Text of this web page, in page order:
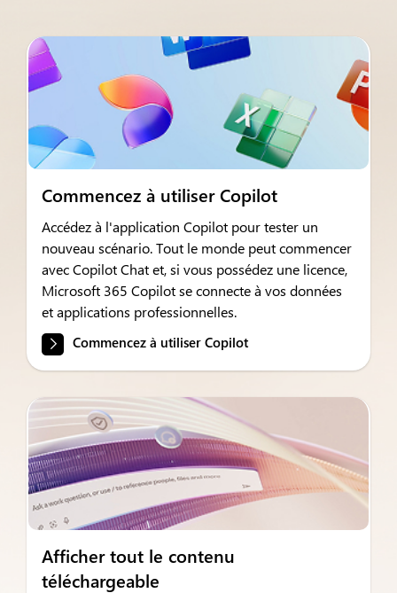
Commencez à utiliser Copilot
Accédez à l'application Copilot pour tester un
nouveau scénario. Tout le monde peut commencer
avec Copilot Chat et, si vous possédez une licence,
Microsoft 365 Copilot se connecte à vos données
et applications professionnelles.
Commencez à utiliser Copilot
Afficher tout le contenu
téléchargeable